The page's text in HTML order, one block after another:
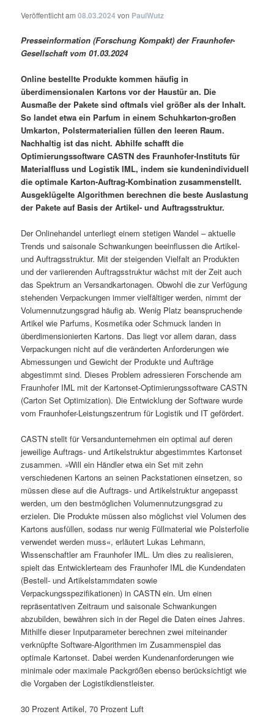
Veröffentlicht am08.03.2024 von PaulWutz
Presseinformation (Forschung Kompakt) der Fraunhofer-
Gesellschaft vom 01.03.2024
Online bestellte Produkte kommen häufig in
überdimensionalen Kartons vor der Haustür an. Die
Ausmaße der Pakete sind oftmals viel größer als der Inhalt.
So landet etwa ein Parfum in einem Schuhkarton-großen
Umkarton, Polstermaterialien füllen den leeren Raum.
Nachhaltig ist das nicht. Abhilfe schafft die
Optimierungssoftware CASTN des Fraunhofer-Instituts für
Materialfluss und Logistik IML, indem sie kundenindividuell
die optimale Karton-Auftrag-Kombination zusammenstellt.
Ausgeklügelte Algorithmen berechnen die beste Auslastung
der Pakete auf Basis der Artikel- und Auftragsstruktur.
Der Onlinehandel unterliegt einem stetigen Wandel – aktuelle
Trends und saisonale Schwankungen beeinflussen die Artikel-
und Auftragsstruktur. Mit der steigenden Vielfalt an Produkten
und der variierenden Auftragsstruktur wächst mit der Zeit auch
das Spektrum an Versandkartonagen. Obwohl die zur Verfügung
stehenden Verpackungen immer vielfältiger werden, nimmt der
Volumennutzungsgrad häufig ab. Wenig Platz beanspruchende
Artikel wie Parfums, Kosmetika oder Schmuck landen in
überdimensionierten Kartons. Das liegt vor allem daran, dass
Verpackungen nicht auf die veränderten Anforderungen wie
Abmessungen und Gewicht der Produkte und Aufträge
abgestimmt sind. Dieses Problem adressieren Forschende am
Fraunhofer IML mit der Kartonset-Optimierungssoftware CASTN
(Carton Set Optimization). Die Entwicklung der Software wurde
vom Fraunhofer-Leistungszentrum für Logistik und IT gefördert.
CASTN stellt für Versandunternehmen ein optimal auf deren
jeweilige Auftrags- und Artikelstruktur abgestimmtes Kartonset
zusammen. »Will ein Händler etwa ein Set mit zehn
verschiedenen Kartons an seinen Packstationen einsetzen, so
müssen diese auf die Auftrags- und Artikelstruktur angepasst
werden, um den bestmöglichen Volumennutzungsgrad zu
erzielen. Die Produkte müssen also möglichst viel Volumen des
Kartons ausfüllen, sodass nur wenig Füllmaterial wie Polsterfolie
verwendet werden muss«, erläutert Lukas Lehmann,
Wissenschaftler am Fraunhofer IML. Um dies zu realisieren,
spielt das Entwicklerteam des Fraunhofer IML die Kundendaten
(Bestell- und Artikelstammdaten sowie
Verpackungsspezifikationen) in CASTN ein. Um einen
repräsentativen Zeitraum und saisonale Schwankungen
abzubilden, bewähren sich in der Regel die Daten eines Jahres.
Mithilfe dieser Inputparameter berechnen zwei miteinander
verknüpfte Software-Algorithmen im Zusammenspiel das
optimale Kartonset. Dabei werden Kundenanforderungen wie
minimale oder maximale Packgrößen ebenso berücksichtigt wie
die Vorgaben der Logistikdienstleister.
30 Prozent Artikel, 70 Prozent Luft